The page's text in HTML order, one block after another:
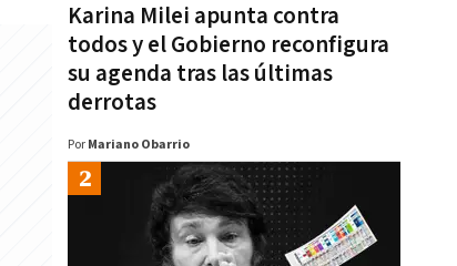
Karina Milei apunta contra
todos y el Gobierno reconfigura
su agenda tras las últimas
derrotas
Por Mariano Obarrio